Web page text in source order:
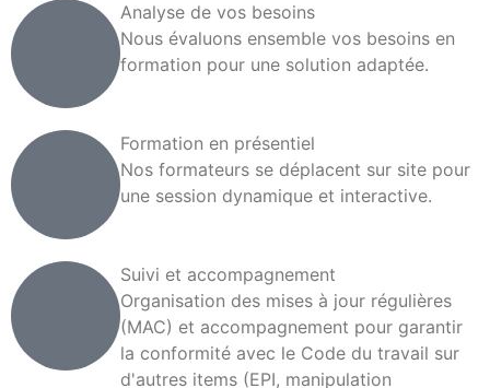
Analyse de vos besoins
Nous évaluons ensemble vos besoins en
formation pour une solution adaptée.
Formation en présentiel
Nos formateurs se déplacent sur site pour
une session dynamique et interactive.
Suivi et accompagnement
Organisation des mises à jour régulières
(MAC) et accompagnement pour garantir
la conformité avec le Code du travail sur
d'autres items (EPI, manipulation